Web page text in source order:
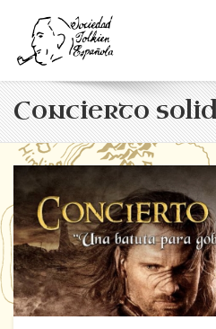
Concierto